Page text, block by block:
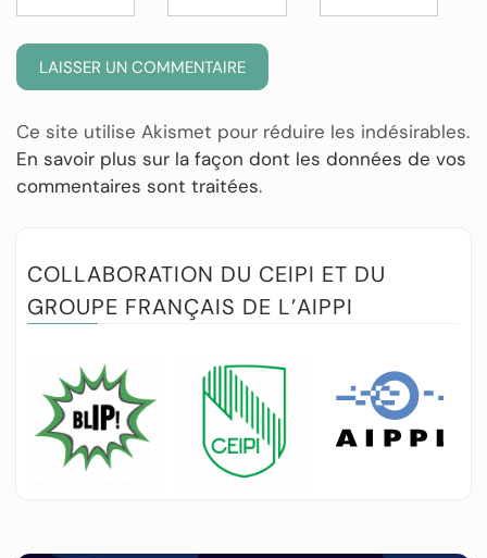
Ce site utilise Akismet pour réduire les indésirables.
En savoir plus sur la façon dont les données de vos
commentaires sont traitées.
COLLABORATION DU CEIPI ET DU
GROUPE FRANÇAIS DE L’AIPPI